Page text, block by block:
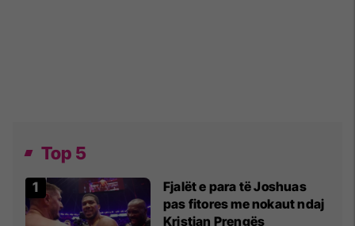
Top 5
Fjalët e para të Joshuas
pas fitores me nokaut ndaj
Kristian Prengës